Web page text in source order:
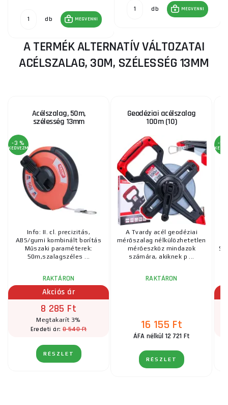
db MEGVENNI
db MEGVENNI
A TERMÉK ALTERNATÍV VÁLTOZATAI
ACÉLSZALAG, 30M, SZÉLESSÉG 13MM
Acélszalag, 50m,
szélesség 13mm
-3 %
KEDVEZMÉNY
Info: II. cl. precizitás,
ABS/gumi kombinált borítás
Műszaki paraméterek:
50m,szalagszéles ...
RAKTÁRON
Akciós ár
8 285 Ft
Megtakarít 3%
Eredeti ár:8 540 Ft
RÉSZLET
Geodéziai acélszalag
100m (10)
A Tvardy acél geodéziai
mérőszalag nélkülözhetetlen
mérőeszköz mindazok
számára, akiknek p ...
RAKTÁRON
16 155 Ft
ÁFA nélkül 12 721 Ft
RÉSZLET
-5